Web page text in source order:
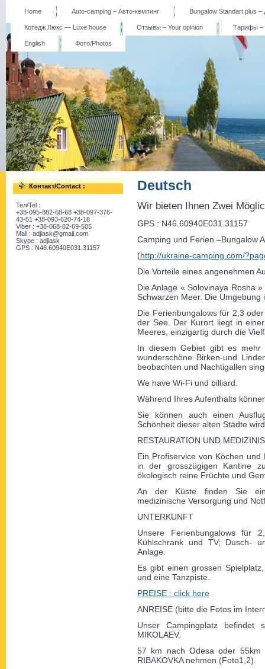
Home Auto-camping – Авто-кемпинг Bungalow Standart plus
Котедж Люкс — Luxe house Отзывы – Your opinion Тарифы –
English Фото/Photos
Контакт/Contact :
Тел/Tel :
+38-095-882-68-68 +38-097-376-
43-51 +38-093-620-74-18
Viber : +38-068-82-69-505
Mail : adjiask@gmail.com
Skype : adjiask
GPS : N46.60940E031.31157
Deutsch
Wir bieten Ihnen Zwei
GPS : N46.60940E031.31157
Camping und Ferien –Bungalow
(http://ukraine-camping.com/
Die Vorteile eines angenehmen
Die Anlage « Solovinaya Rosha
Schwarzen Meer. Die Umgebung
Die Ferienbungalows für 2,3
der See. Der Kurort liegt in
Meeres, einzigartig durch die
In diesem Gebiet gibt es mehr
wunderschöne Birken-und
beobachten und Nachtigallen
We have Wi-Fi und billiard.
Während Ihres Aufenthalts
Sie können auch einen
Schönheit dieser alten Städte
RESTAURATION UND
Ein Profiservice von Köchen
in der grosszügigen Kantine
ökologisch reine Früchte und
An der Küste finden Sie
medizinische Versorgung und
UNTERKUNFT
Unsere Ferienbungalows für
Kühlschrank und TV; Dusch-
Anlage.
Es gibt einen grossen
und eine Tanzpiste.
PREISE : click here
ANREISE (bitte die Fotos im
Unser Campingplatz
MIKOLAEV.
57 km nach Odesa oder 55km
RIBAKOVKA nehmen (Foto1,2).